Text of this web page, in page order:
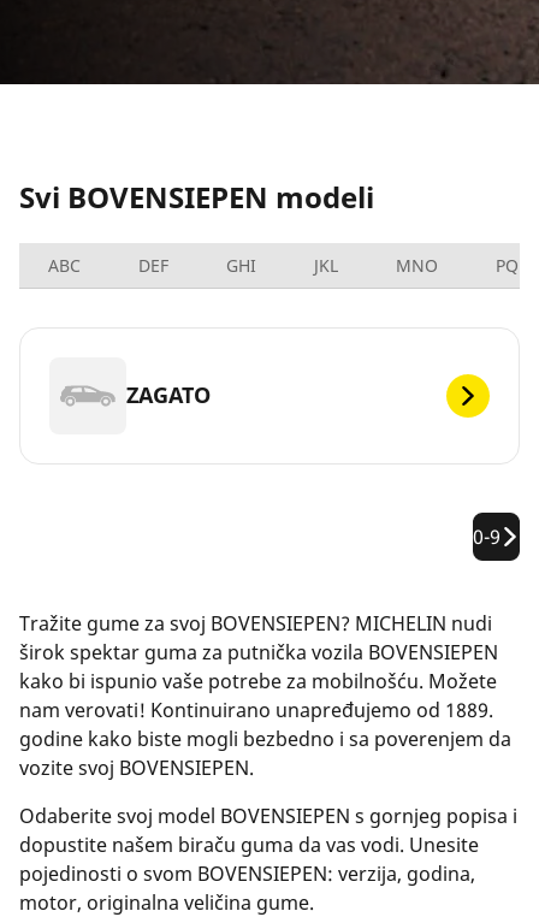
Svi BOVENSIEPEN modeli
ABC DEF GHI JKL MNO PQRS
ZAGATO
0-9
Tražite gume za svoj BOVENSIEPEN? MICHELIN nudi
širok spektar guma za putnička vozila BOVENSIEPEN
kako bi ispunio vaše potrebe za mobilnošću. Možete
nam verovati! Kontinuirano unapređujemo od 1889.
godine kako biste mogli bezbedno i sa poverenjem da
vozite svoj BOVENSIEPEN.
Odaberite svoj model BOVENSIEPEN s gornjeg popisa i
dopustite našem biraču guma da vas vodi. Unesite
pojedinosti o svom BOVENSIEPEN: verzija, godina,
motor, originalna veličina gume.